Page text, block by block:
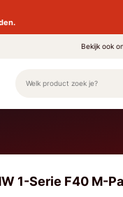
Bekijk ook
1-Serie F40 M-